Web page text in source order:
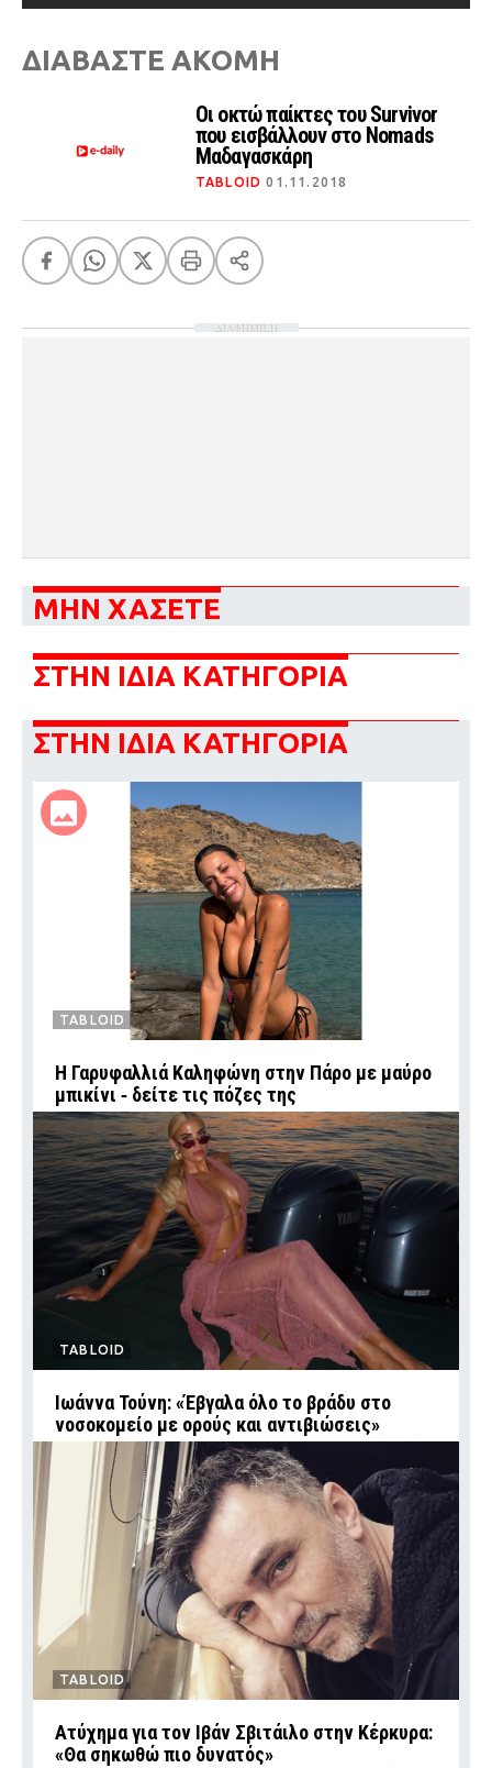
ΔΙΑΒΑΣΤΕ ΑΚΟΜΗ
Οι οκτώ παίκτες του Survivor
που εισβάλλουν στο Nomads
Μαδαγασκάρη
TABLOID 01.11.2018
ΔΙΑΦΗΜΙΣΗ
ΜΗΝ ΧΑΣΕΤΕ
ΣΤΗΝ ΙΔΙΑ ΚΑΤΗΓΟΡΙΑ
ΣΤΗΝ ΙΔΙΑ ΚΑΤΗΓΟΡΙΑ
TABLOID
Η Γαρυφαλλιά Καληφώνη στην Πάρο με μαύρο
μπικίνι ‑ δείτε τις πόζες της
TABLOID
Ιωάννα Τούνη: «Έβγαλα όλο το βράδυ στο
νοσοκομείο με ορούς και αντιβιώσεις»
TABLOID
Ατύχημα για τον Ιβάν Σβιτάιλο στην Κέρκυρα:
«Θα σηκωθώ πιο δυνατός»